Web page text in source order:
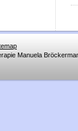
Manuela